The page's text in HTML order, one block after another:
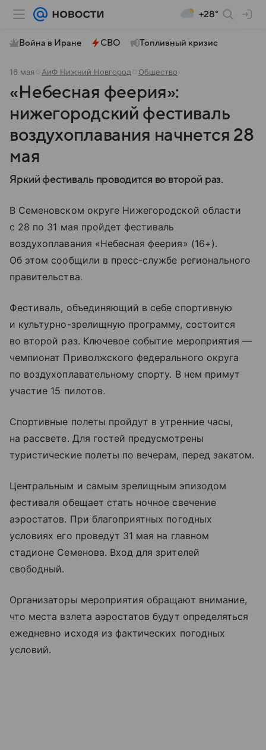
+28°
Война в Иране СВО Топливный кризис
16 мая АиФ Нижний Новгород Общество
«Небесная феерия»:
нижегородский фестиваль
воздухоплавания начнется 28
мая
Яркий фестиваль проводится во второй раз.
В Семеновском округе Нижегородской области
с 28 по 31 мая пройдет фестиваль
воздухоплавания «Небесная феерия» (16+).
Об этом сообщили в пресс-службе регионального
правительства.
Фестиваль, объединяющий в себе спортивную
и культурно-зрелищную программу, состоится
во второй раз. Ключевое событие мероприятия —
чемпионат Приволжского федерального округа
по воздухоплавательному спорту. В нем примут
участие 15 пилотов.
Спортивные полеты пройдут в утренние часы,
на рассвете. Для гостей предусмотрены
туристические полеты по вечерам, перед закатом.
Центральным и самым зрелищным эпизодом
фестиваля обещает стать ночное свечение
аэростатов. При благоприятных погодных
условиях его проведут 31 мая на главном
стадионе Семенова. Вход для зрителей
свободный.
Организаторы мероприятия обращают внимание,
что места взлета аэростатов будут определяться
ежедневно исходя из фактических погодных
условий.